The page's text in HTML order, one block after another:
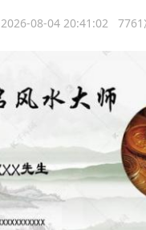
2026-08-04 20:41:02 7761